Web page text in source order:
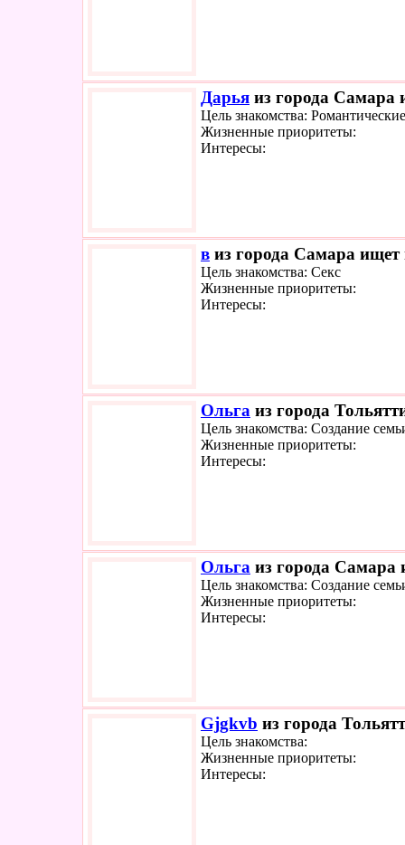
Дарья из города Самара
Цель знакомства:
Жизненные приоритеты:
Интересы:
в из города Самара ищет
Цель знакомства: Секс
Жизненные приоритеты:
Интересы:
Ольга из города
Цель знакомства: Создание
Жизненные приоритеты:
Интересы:
Ольга из города Самара
Цель знакомства: Создание
Жизненные приоритеты:
Интересы:
Gjgkvb из города
Цель знакомства:
Жизненные приоритеты:
Интересы: